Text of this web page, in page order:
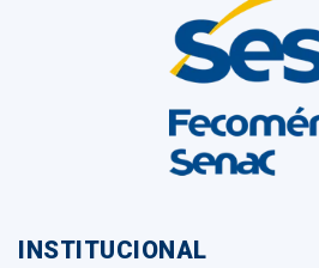
INSTITUCIONAL